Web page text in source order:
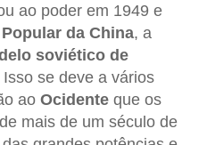
ao poder em 1949 e
da China, a
soviético de
Isso se deve a vários
ao Ocidente que os
mais de um século de